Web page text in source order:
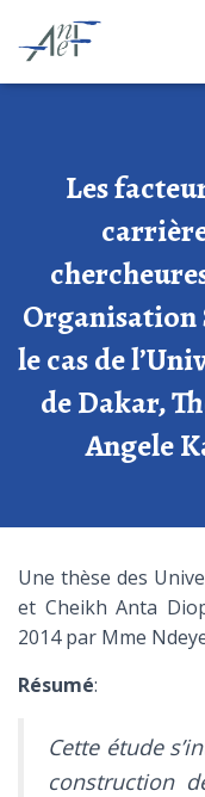
Les
Organisation
le cas de
de Dakar,
Angele
Une thèse des
et Cheikh Anta
2014 par Mme
Résumé:
Cette étude
construction